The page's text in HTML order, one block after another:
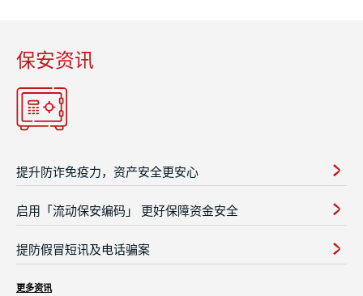
保安资讯
提升防诈免疫力，资产安全更安心
启用「流动保安编码」 更好保障资金安全
提防假冒短讯及电话骗案
更多资讯